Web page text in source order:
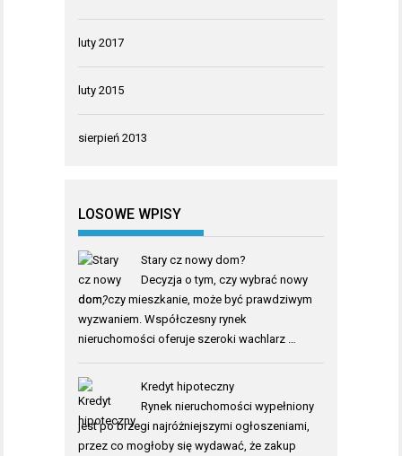
luty 2017
luty 2015
sierpień 2013
LOSOWE WPISY
Stary cz nowy dom?
Decyzja o tym, czy wybrać nowy
dom, czy mieszkanie, może być prawdziwym
wyzwaniem. Współczesny rynek
nieruchomości oferuje szeroki wachlarz …
Kredyt hipoteczny
Rynek nieruchomości wypełniony
jest po brzegi najróżniejszymi ogłoszeniami,
przez co mogłoby się wydawać, że zakup